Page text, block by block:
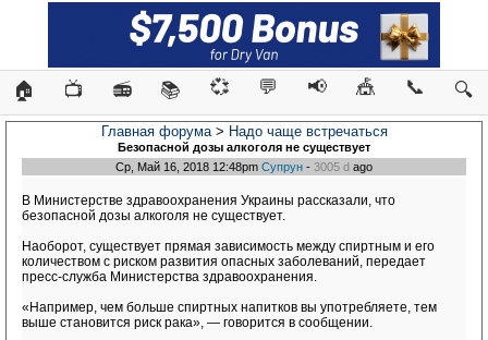
🏠 📺 📻 📚 💞 💬 📢 🎪 📞 🔍
Главная форума> Надо чаще встречаться
Безопасной дозы алкоголя не существует
Ср, Май 16, 2018 12:48pm Супрун - 3005 d ago
В Министерстве здравоохранения Украины рассказали, что
безопасной дозы алкоголя не существует.
Наоборот, существует прямая зависимость между спиртным и его
количеством с риском развития опасных заболеваний, передает
пресс-служба Министерства здравоохранения.
«Например, чем больше спиртных напитков вы употребляете, тем
выше становится риск рака», — говорится в сообщении.